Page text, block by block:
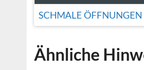
SCHMALE ÖFFNUNGEN
Ähnliche